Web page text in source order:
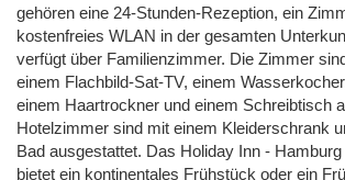
gehören eine 24-Stunden-Rezeption, ein
kostenfreies WLAN in der gesamten
verfügt über Familienzimmer. Die Zimmer
einem Flachbild-Sat-TV, einem
einem Haartrockner und einem Schreibtisch
Hotelzimmer sind mit einem Kleiderschrank
Bad ausgestattet. Das Holiday Inn - Hamburg
bietet ein kontinentales Frühstück oder ein